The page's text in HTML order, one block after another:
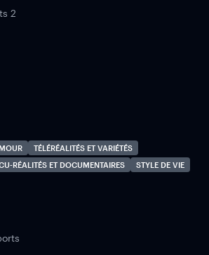
2
TÉLÉRÉALITÉS ET VARIÉTÉS
RÉALITÉS ET DOCUMENTAIRES
STYLE DE VIE